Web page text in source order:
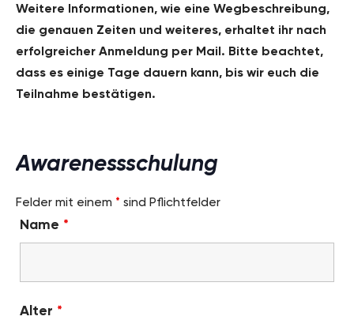
Weitere Informationen, wie eine Wegbeschreibung,
die genauen Zeiten und weiteres, erhaltet ihr nach
erfolgreicher Anmeldung per Mail. Bitte beachtet,
dass es einige Tage dauern kann, bis wir euch die
Teilnahme bestätigen.
Awarenessschulung
Felder mit einem * sind Pflichtfelder
Name *
Alter *